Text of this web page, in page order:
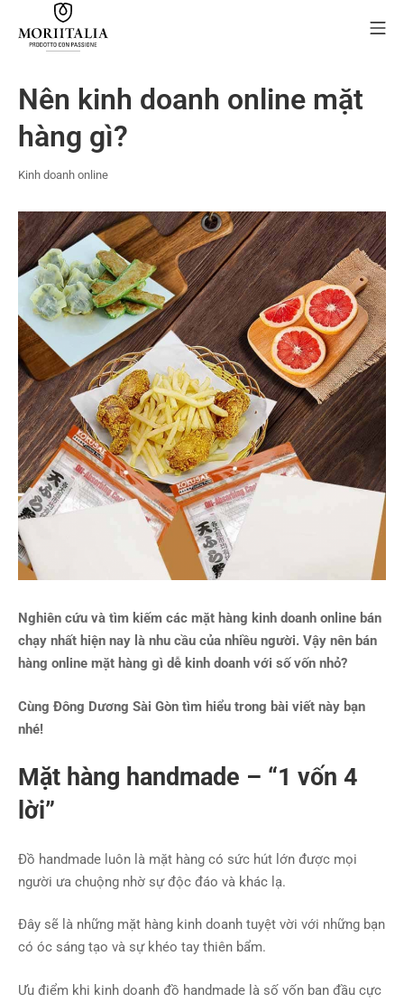
Nên kinh doanh online mặt
hàng gì?
Kinh doanh online
Nghiên cứu và tìm kiếm các mặt hàng kinh doanh online bán
chạy nhất hiện nay là nhu cầu của nhiều người. Vậy nên bán
hàng online mặt hàng gì dễ kinh doanh với số vốn nhỏ?
Cùng Đông Dương Sài Gòn tìm hiểu trong bài viết này bạn
nhé!
Mặt hàng handmade – “1 vốn 4
lời”
Đồ handmade luôn là mặt hàng có sức hút lớn được mọi
người ưa chuộng nhờ sự độc đáo và khác lạ.
Đây sẽ là những mặt hàng kinh doanh tuyệt vời với những bạn
có óc sáng tạo và sự khéo tay thiên bẩm.
Ưu điểm khi kinh doanh đồ handmade là số vốn ban đầu cực